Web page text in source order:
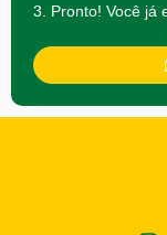
3. Pronto! Você já